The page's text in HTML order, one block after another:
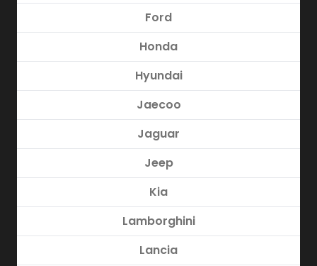
Ford
Honda
Hyundai
Jaecoo
Jaguar
Jeep
Kia
Lamborghini
Lancia